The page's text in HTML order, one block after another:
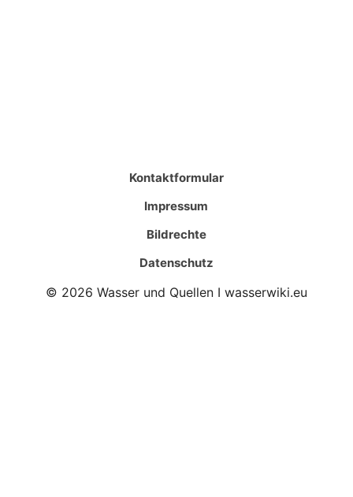
Kontaktformular
Impressum
Bildrechte
Datenschutz
© 2026 Wasser und Quellen I wasserwiki.eu